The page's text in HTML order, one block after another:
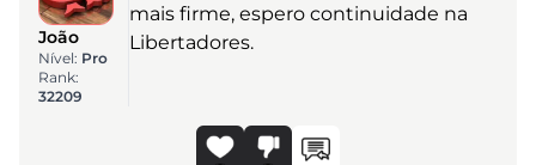
João
Nível: Pro
Rank:
32209
mais firme, espero continuidade na
Libertadores.